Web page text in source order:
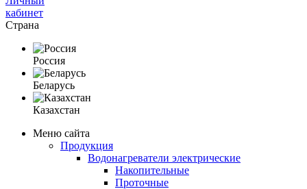
кабинет
Страна
Россия
Беларусь
Казахстан
Меню сайта
Продукция
Водонагреватели электрические
Накопительные
Проточные